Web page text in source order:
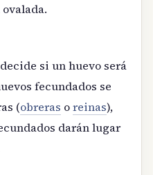
si un huevo será
fecundados se
(obreras oreinas),
darán lugar